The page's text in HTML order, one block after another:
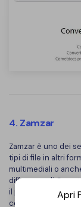
4. Zamzar
Zamzar è uno dei
tipi di file in altri
multimediali o
differenza di
il processo di
cosa, caricate i file
Apri